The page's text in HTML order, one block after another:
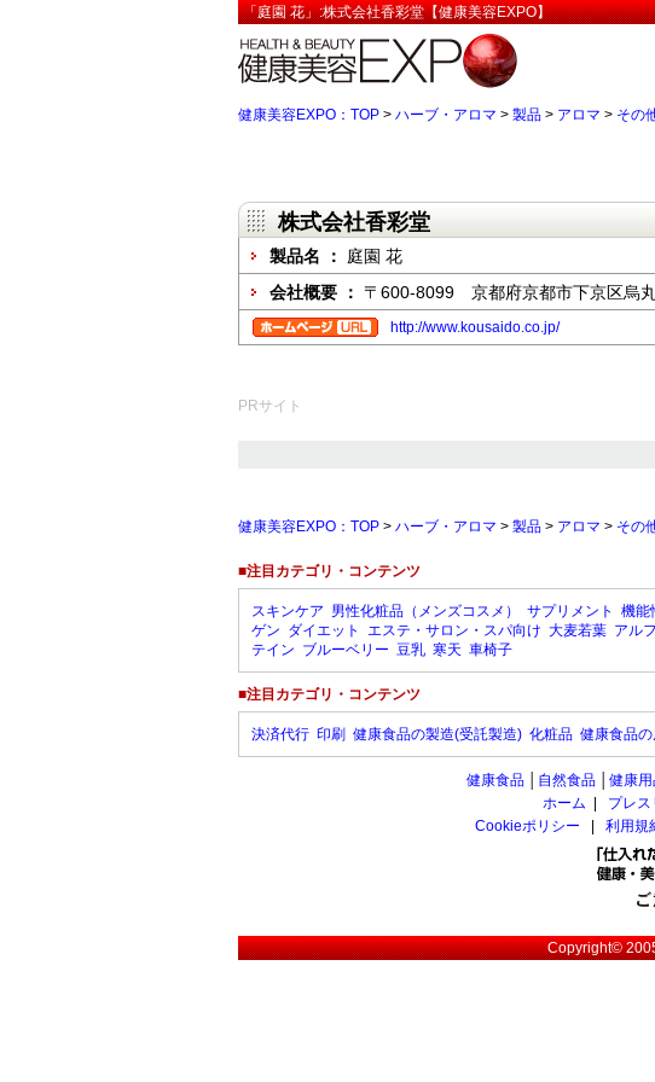
「庭園 花」:株式会社香彩堂【健康美容EXPO】
健康美容EXPO：TOP > ハーブ・アロマ > 製品 > アロマ > その
株式会社香彩堂
製品名 ： 庭園 花
会社概要 ： 〒600-8099 京都府京都市下京区烏
http://www.kousaido.co.jp/
PRサイト
健康美容EXPO：TOP > ハーブ・アロマ > 製品 > アロマ > その
■注目カテゴリ・コンテンツ
スキンケア 男性化粧品（メンズコスメ） サプリメント 機能
ゲン ダイエット エステ・サロン・スパ向け 大麦若葉 アル
テイン ブルーベリー 豆乳 寒天 車椅子
■注目カテゴリ・コンテンツ
決済代行 印刷 健康食品の製造(受託製造) 化粧品 健康食品
健康食品 自然食品 健康
ホーム
プレス
Cookieポリシー
利用規
Copyright©